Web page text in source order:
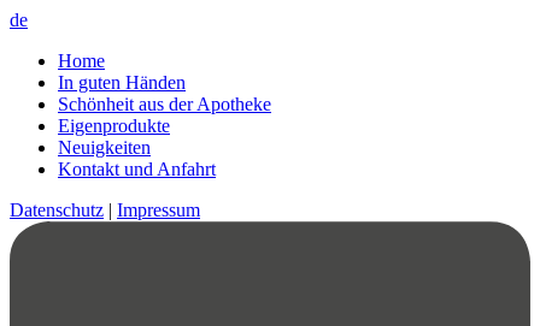
de
Home
In guten Händen
Schönheit aus der Apotheke
Eigenprodukte
Neuigkeiten
Kontakt und Anfahrt
Datenschutz | Impressum